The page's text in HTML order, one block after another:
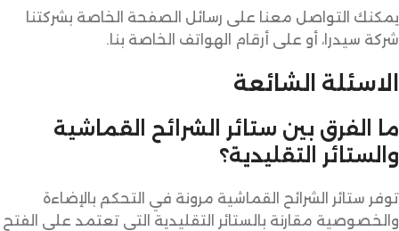
يمكنك التواصل معنا على رسائل الصفحة الخاصة بشركتنا
شركة سيدرا، أو على أرقام الهواتف الخاصة بنا.
الاسئلة الشائعة
ما الفرق بين ستائر الشرائح القماشية
والستائر التقليدية؟
توفر ستائر الشرائح القماشية مرونة في التحكم بالإضاءة
والخصوصية مقارنة بالستائر التقليدية التي تعتمد على الفتح